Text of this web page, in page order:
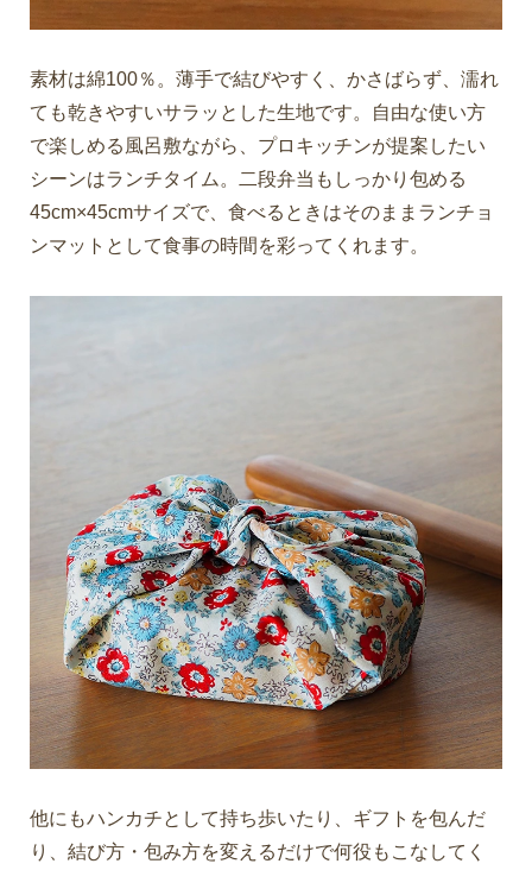
素材は綿100％。薄手で結びやすく、かさばらず、濡れ
ても乾きやすいサラッとした生地です。自由な使い方
で楽しめる風呂敷ながら、プロキッチンが提案したい
シーンはランチタイム。二段弁当もしっかり包める
45cm×45cmサイズで、食べるときはそのままランチョ
ンマットとして食事の時間を彩ってくれます。
他にもハンカチとして持ち歩いたり、ギフトを包んだ
り、結び方・包み方を変えるだけで何役もこなしてく